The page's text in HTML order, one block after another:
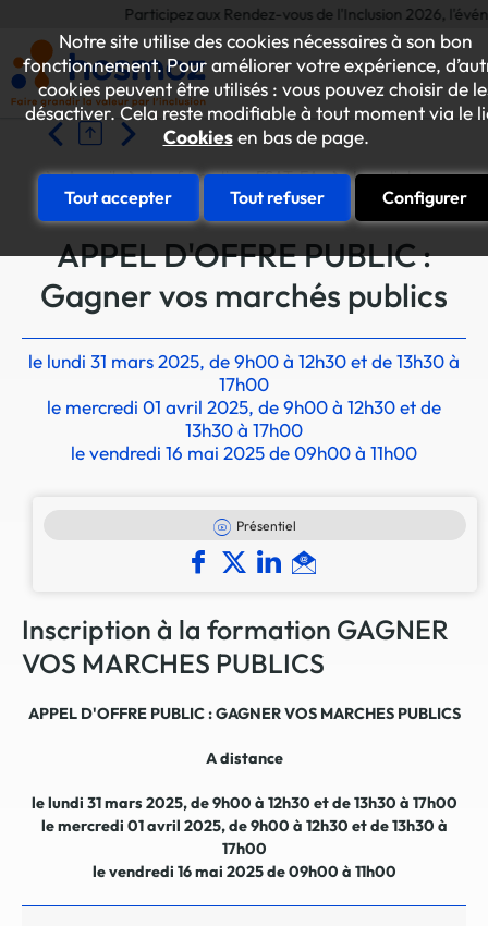
Notre site utilise des cookies nécessaires à son bon
fonctionnement. Pour améliorer votre expérience,
cookies peuvent être utilisés : vous pouvez choisir de
désactiver. Cela reste modifiable à tout moment via le
Cookiesen bas de page.
Tout accepter Tout refuser Configurer
Participez aux Rendez-vous de l'Inclusion 2026,
Accueil Les formations ESAT-EA Investir les
APPEL D'OFFRE PUBLIC :
Gagner vos marchés publics
le lundi 31 mars 2025, de 9h00 à 12h30 et de 13h30 à
17h00
le mercredi 01 avril 2025, de 9h00 à 12h30 et de
13h30 à 17h00
le vendredi 16 mai 2025 de 09h00 à 11h00
Présentiel
Inscription à la formation GAGNER
VOS MARCHES PUBLICS
APPEL D'OFFRE PUBLIC : GAGNER VOS MARCHES PUBLICS
A distance
le lundi 31 mars 2025, de 9h00 à 12h30 et de 13h30 à 17h00
le mercredi 01 avril 2025, de 9h00 à 12h30 et de 13h30 à
17h00
le vendredi 16 mai 2025 de 09h00 à 11h00